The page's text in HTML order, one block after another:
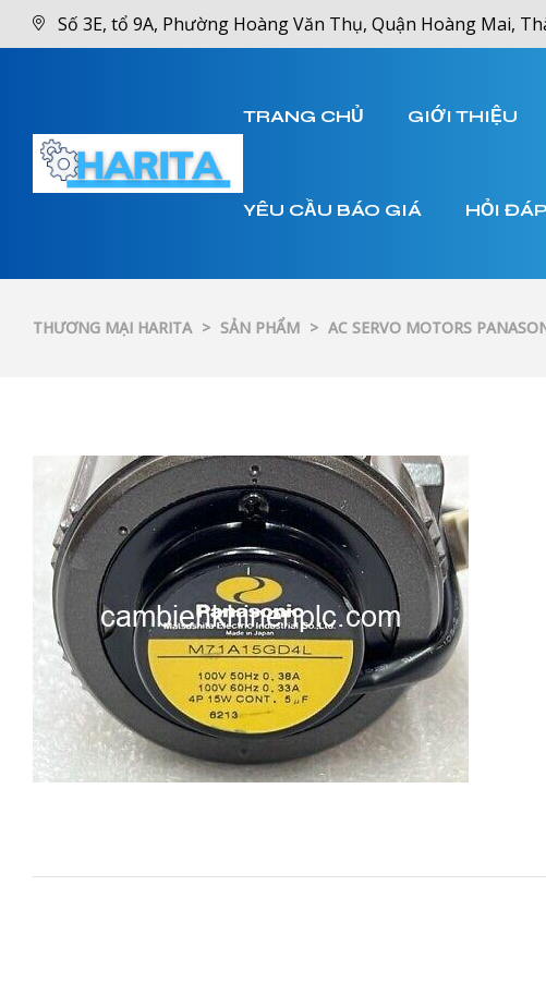
Số 3E, tổ 9A, Phường Hoàng Văn Thụ, Quận Hoàng Mai,
TRANG CHỦ GIỚI THIỆU
YÊU CẦU BÁO GIÁ HỎI ĐÁP
THƯƠNG MẠI HARITA > SẢN PHẨM > AC SERVO MOTORS